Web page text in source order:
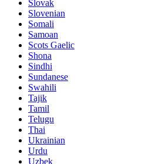
Slovak
Slovenian
Somali
Samoan
Scots Gaelic
Shona
Sindhi
Sundanese
Swahili
Tajik
Tamil
Telugu
Thai
Ukrainian
Urdu
Uzbek